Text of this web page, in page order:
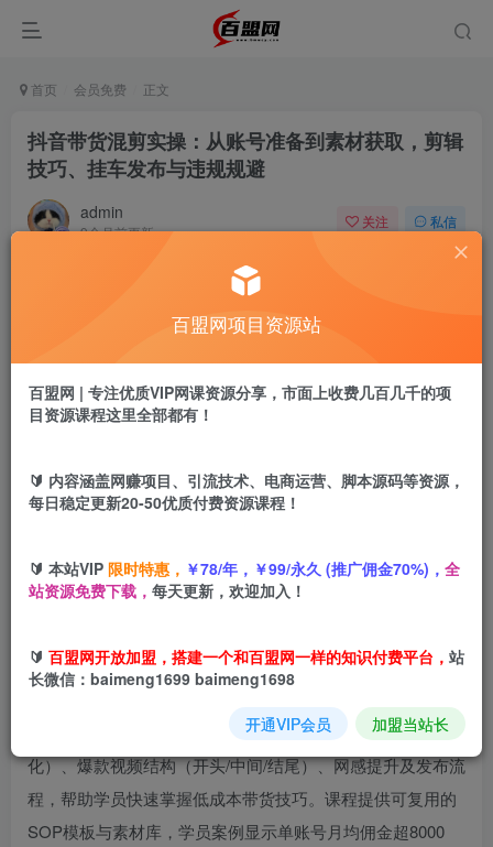
首页 会员免费 正文
抖音带货混剪实操：从账号准备到素材获取，剪辑
技巧、挂车发布与违规规避
admin
9个月前更新
关注 私信
盟币 9.9
立即购买
计，涵盖账号开通、素材获取、剪辑技巧、爆款框架、违规
权限开通、商品挂车、混剪手法（如变速、画中画、字幕美
化）、爆款视频结构（开头/中间/结尾）、网感提升及发布流
程，帮助学员快速掌握低成本带货技巧。课程提供可复用的
SOP模板与素材库，学员案例显示单账号月均佣金超8000
百盟网项目资源站
百盟网 | 专注优质VIP网课资源分享，市面上收费几百几千的项
目资源课程这里全部都有！
🔰 内容涵盖网赚项目、引流技术、电商运营、脚本源码等资源，
每日稳定更新20-50优质付费资源课程！
🔰 本站VIP 限时特惠， ￥78/年，￥99/永久 (推广佣金70%)， 全
站资源免费下载， 每天更新，欢迎加入！
🔰 百盟网开放加盟，搭建一个和百盟网一样的知识付费平台， 站
长微信：baimeng1699 baimeng1698
开通VIP会员 加盟当站长